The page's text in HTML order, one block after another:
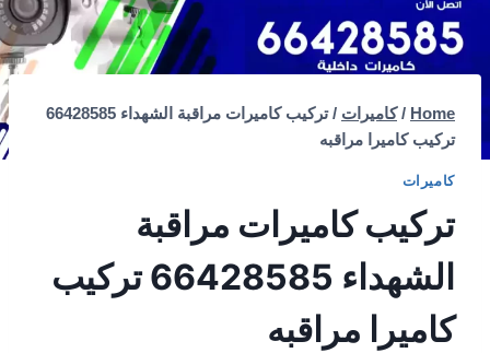
Home
/ كاميرات /
تركيب كاميرات مراقبة الشهداء 66428585
تركيب كاميرا مراقبه
كاميرات
تركيب كاميرات مراقبة
الشهداء 66428585 تركيب
كاميرا مراقبه